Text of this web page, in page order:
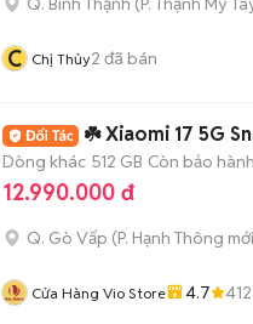
C Chị Thủy2 đã bán
☘️ Xiaomi 17 5G
Dòng khác 512 GB Còn bảo hành
12.990.000 đ
Q. Gò Vấp (P. Hạnh Thông
Cửa Hàng Vio Store 4.7 412